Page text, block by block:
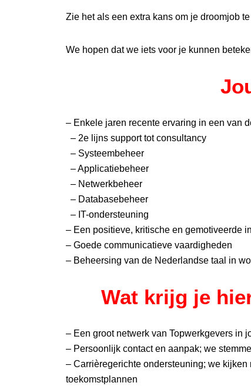
Zie het als een extra kans om je droomjob
We hopen dat we iets voor je kunnen
– Enkele jaren recente ervaring in een van
– 2e lijns support tot consultancy
– Systeembeheer
– Applicatiebeheer
– Netwerkbeheer
– Databasebeheer
– IT-ondersteuning
– Een positieve, kritische en gemotiveerde
– Goede communicatieve vaardigheden
– Beheersing van de Nederlandse taal in
Wat krijg je
– Een groot netwerk van Topwerkgevers in
– Persoonlijk contact en aanpak; we
– Carrièregerichte ondersteuning; we
toekomstplannen